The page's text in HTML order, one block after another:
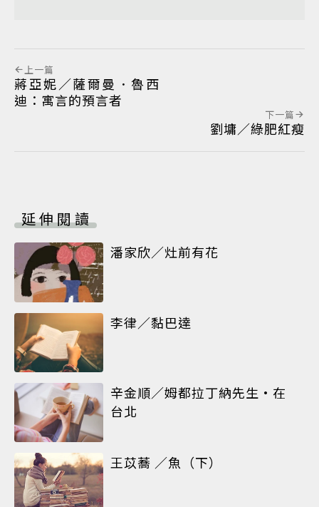
上一篇
蔣亞妮／薩爾曼．魯西
迪：寓言的預言者
下一篇
劉墉／綠肥紅瘦
延伸閱讀
潘家欣／灶前有花
李律／黏巴達
辛金順／姆都拉丁納先生•在
台北
王苡蕎 ／魚（下）